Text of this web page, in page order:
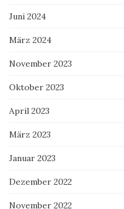
Juni 2024
März 2024
November 2023
Oktober 2023
April 2023
März 2023
Januar 2023
Dezember 2022
November 2022